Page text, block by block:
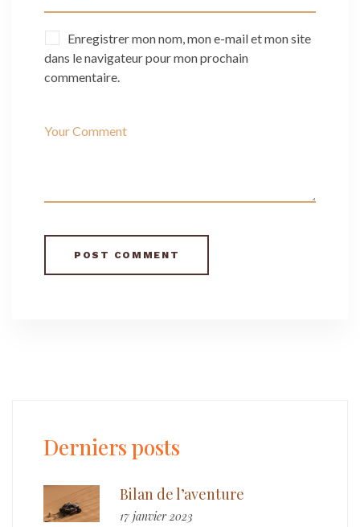
Enregistrer mon nom, mon e-mail et mon site
dans le navigateur pour mon prochain
commentaire.
Derniers posts
Bilan de l’aventure
17 janvier 2023